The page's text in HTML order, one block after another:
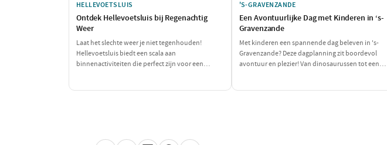
HELLEVOETSLUIS
Ontdek Hellevoetsluis bij Regenachtig
Weer
Laat het slechte weer je niet tegenhouden!
Hellevoetsluis biedt een scala aan
binnenactiviteiten die perfect zijn voor een
'S-GRAVENZANDE
Een Avontuurlijke Dag met Kinderen in ‘s-
Gravenzande
Met kinderen een spannende dag beleven in 's-
Gravenzande? Deze dagplanning zit boordevol
avontuur en plezier! Van dinosaurussen tot een